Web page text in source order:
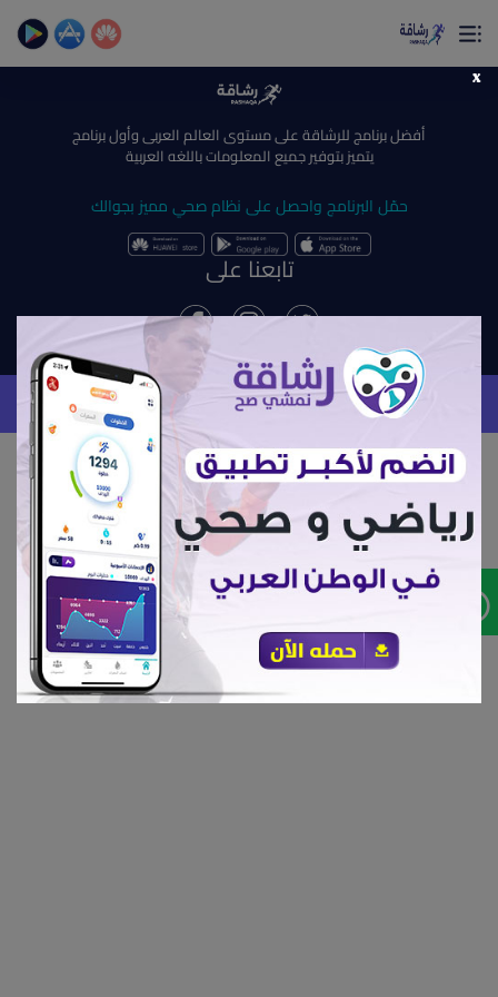
×
تمتع بأفضل تجربة صحية على الأطلاق
حساب الخطوات اليومية _ حساب السعرات _ تمارين منزلية
ادوات رشاقة
الأسئلة الشائعة(current)
أعلن معنا(current)
أفضل برنامج للرشاقة على مستوى العالم العربى وأول برنامج
يتميز بتوفير جميع المعلومات باللغه العربية
حمّل البرنامج واحصل على نظام صحي مميز بجوالك
تابعنا على
سياسة الخصوصية الشروط
حقوق النشر محفوظة لشركة مدار سوفت 2026
x